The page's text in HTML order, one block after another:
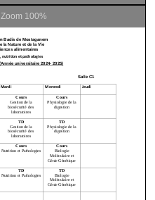
Zoom 100%